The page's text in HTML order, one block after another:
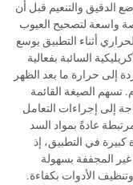
الدقيق والتنعيم قبل أن
واسعة لتصحيح العيوب
أثناء التطبيق يوسع
السائبة بفعالية
إلى حرارة ما بعد الظهر
تسهم الصيغة القائمة
إلى إجراءات التعامل
عادةً بمواد السد
في التطبيق، إذ
غير المجففة بسهولة
الأدوات بكفاءة.